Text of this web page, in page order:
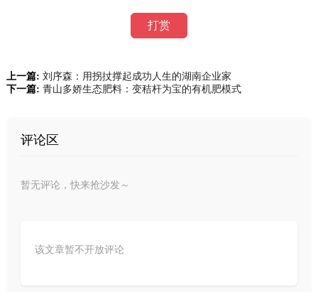
打赏
上一篇: 刘序森：用拐扙撑起成功人生的湖南企业家
下一篇: 青山多娇生态肥料：变秸杆为宝的有机肥模式
评论区
暂无评论，快来抢沙发～
该文章暂不开放评论